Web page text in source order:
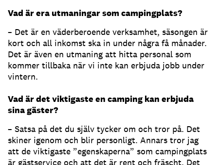
Vad är era utmaningar som campingplats?
– Det är en väderberoende verksamhet, säsongen är
kort och all inkomst ska in under några få månader.
Det är även en utmaning att hitta personal som
kommer tillbaka när vi inte kan erbjuda jobb under
vintern.
Vad är det viktigaste en camping kan erbjuda
sina gäster?
– Satsa på det du själv tycker om och tror på. Det
skiner igenom och blir personligt. Annars tror jag
att de viktigaste ”egenskaperna” som campingplats
är gästservice och att det är rent och fräscht. Det